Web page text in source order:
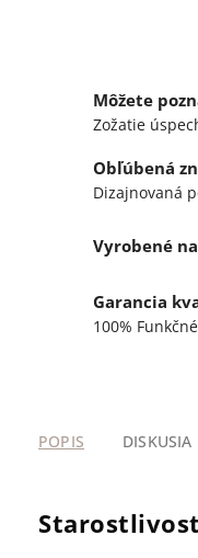
Môžete
Zožatie
Obľúbená
Dizajnovaná
Vyrobené
Garancia
100%
POPIS DISKUSIA